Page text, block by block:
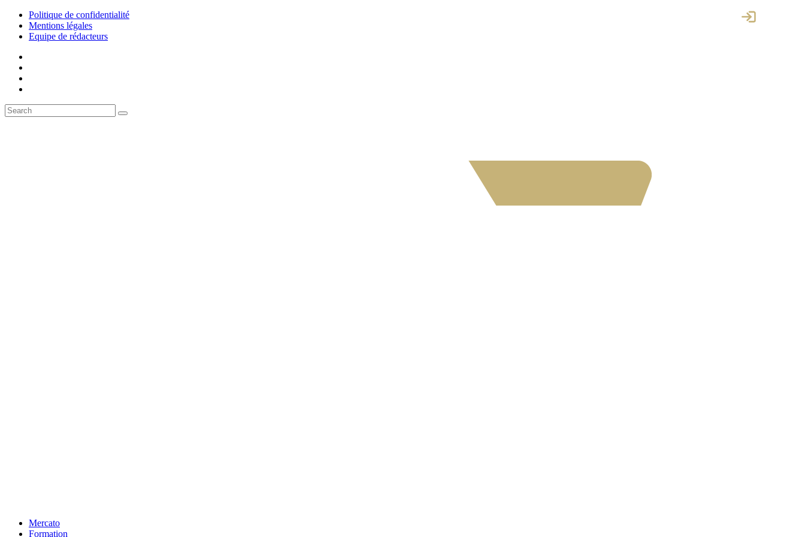
Politique de confidentialité
Mentions légales
Equipe de rédacteurs
Mercato
Formation